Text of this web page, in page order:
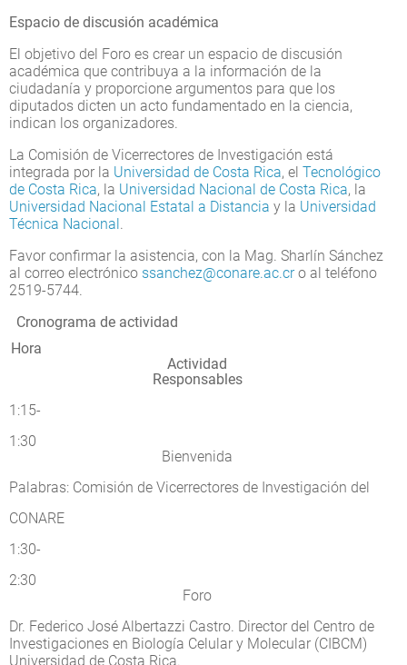
Espacio de discusión académica
El objetivo del Foro es crear un espacio de discusión
académica que contribuya a la información de la
ciudadanía y proporcione argumentos para que los
diputados dicten un acto fundamentado en la ciencia,
indican los organizadores.
La Comisión de Vicerrectores de Investigación está
integrada por la Universidad de Costa Rica, el Tecnológico
de Costa Rica, la Universidad Nacional de Costa Rica, la
Universidad Nacional Estatal a Distancia y la Universidad
Técnica Nacional.
Favor confirmar la asistencia, con la Mag. Sharlín Sánchez
al correo electrónico ssanchez@conare.ac.cro al teléfono
2519-5744.
Cronograma de actividad
Hora
Actividad
Responsables
1:15-
1:30
Bienvenida
Palabras: Comisión de Vicerrectores de Investigación del
CONARE
1:30-
2:30
Foro
Dr. Federico José Albertazzi Castro. Director del Centro de
Investigaciones en Biología Celular y Molecular (CIBCM)
Universidad de Costa Rica.